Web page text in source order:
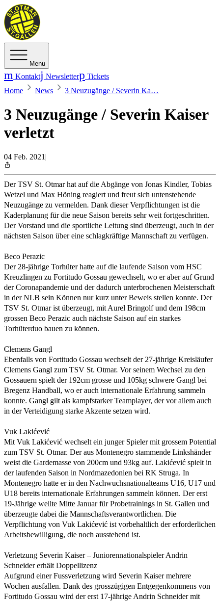
Menu
Kontakt Newsletter
Tickets
Home
News 3 Neuzugänge / Severin Ka…
3 Neuzugänge / Severin Kaiser
verletzt
04 Feb. 2021 |
Der TSV St. Otmar hat auf die Abgänge von Jonas Kindler, Tobias
Wetzel und Max Höning reagiert und freut sich untenstehende
Neuzugänge zu vermelden. Dank dieser Verpflichtungen ist die
Kaderplanung für die neue Saison bereits sehr weit fortgeschritten.
Der Vorstand und die sportliche Leitung sind überzeugt, auch in der
nächsten Saison über eine schlagkräftige Mannschaft zu verfügen.
Beco Perazic
Der 28-jährige Torhüter hatte auf die laufende Saison vom HSC
Kreuzlingen zu Fortitudo Gossau gewechselt, wo er aber auf Grund
der Coronapandemie und der dadurch unterbrochenen Meisterschaft
in der NLB sein Können nur kurz unter Beweis stellen konnte. Der
TSV St. Otmar ist überzeugt, mit Aurel Bringolf und dem 198cm
grossen Beco Perazic auch nächste Saison auf ein starkes
Torhüterduo bauen zu können.
Clemens Gangl
Ebenfalls von Fortitudo Gossau wechselt der 27-jährige Kreisläufer
Clemens Gangl zum TSV St. Otmar. Vor seinem Wechsel zu den
Gossauern spielt der 192cm grosse und 105kg schwere Gangl bei
Bregenz Handball, wo er auch internationale Erfahrung sammeln
konnte. Gangl gilt als kampfstarker Teamplayer, der vor allem auch
in der Verteidigung starke Akzente setzen wird.
Vuk Lakićević
Mit Vuk Lakićević wechselt ein junger Spieler mit grossem Potential
zum TSV St. Otmar. Der aus Montenegro stammende Linkshänder
weist die Gardemasse von 200cm und 93kg auf. Lakićević spielt in
der laufenden Saison in Nordmazedonien bei RK Struga. In
Montenegro hatte er in den Nachwuchsnationalteams U16, U17 und
U18 bereits internationale Erfahrungen sammeln können. Der erst
19-Jährige weilte Mitte Januar für Probetrainings in St. Gallen und
überzeugte dabei die Mannschaftsverantwortlichen. Die
Verpflichtung von Vuk Lakićević ist vorbehaltlich der erforderlichen
Arbeitsbewilligung, die noch ausstehend ist.
Verletzung Severin Kaiser – Juniorennationalspieler Andrin
Schneider erhält Doppellizenz
Aufgrund einer Fussverletzung wird Severin Kaiser mehrere
Wochen ausfallen. Dank des grosszügigen Entgegenkommens von
Fortitudo Gossau wird der erst 17-jährige Andrin Schneider mit